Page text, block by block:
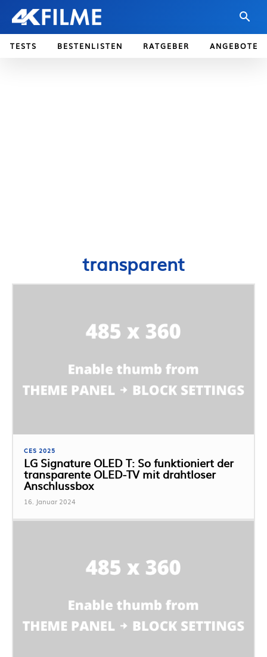
TESTS BESTENLISTEN RATGEBER ANGEBOTE
transparent
CES 2025
LG Signature OLED T: So funktioniert der
transparente OLED-TV mit drahtloser
Anschlussbox
16. Januar 2024